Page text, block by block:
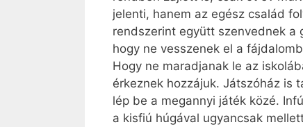
jelenti, hanem az egész család
rendszerint együtt szenvednek a
hogy ne vesszenek el a
Hogy ne maradjanak le az
érkeznek hozzájuk. Játszóház is
lép be a megannyi játék közé.
a kisfiú húgával ugyancsak